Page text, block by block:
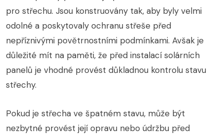
pro střechu. Jsou konstruovány tak, aby byly velmi
odolné a poskytovaly ochranu střeše před
nepříznivými povětrnostními podmínkami. Avšak je
důležité mít na paměti, že před instalací solárních
panelů je vhodné provést důkladnou kontrolu stavu
střechy.
Pokud je střecha ve špatném stavu, může být
nezbytné provést její opravu nebo údržbu před